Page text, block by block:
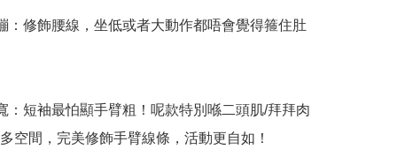
：修飾腰線，坐低或者大動作都唔會覺得箍住肚
：短袖最怕顯手臂粗！呢款特別喺二頭肌/拜拜肉
空間，完美修飾手臂線條，活動更自如！